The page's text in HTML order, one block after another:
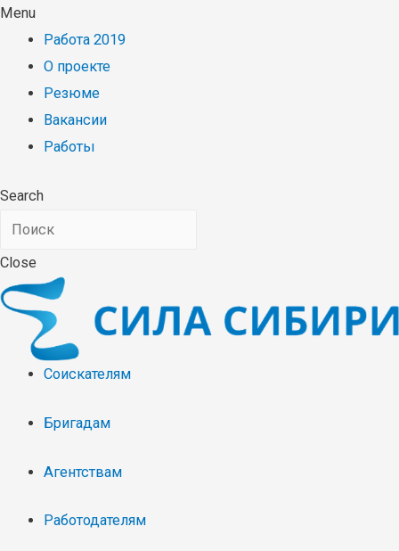
Menu
Работа 2019
О проекте
Резюме
Вакансии
Работы
Search
Close
Соискателям
Бригадам
Агентствам
Работодателям